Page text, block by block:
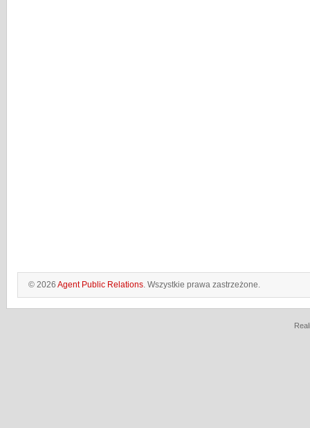
© 2026 Agent Public Relations. Wszystkie prawa zastrzeżone.